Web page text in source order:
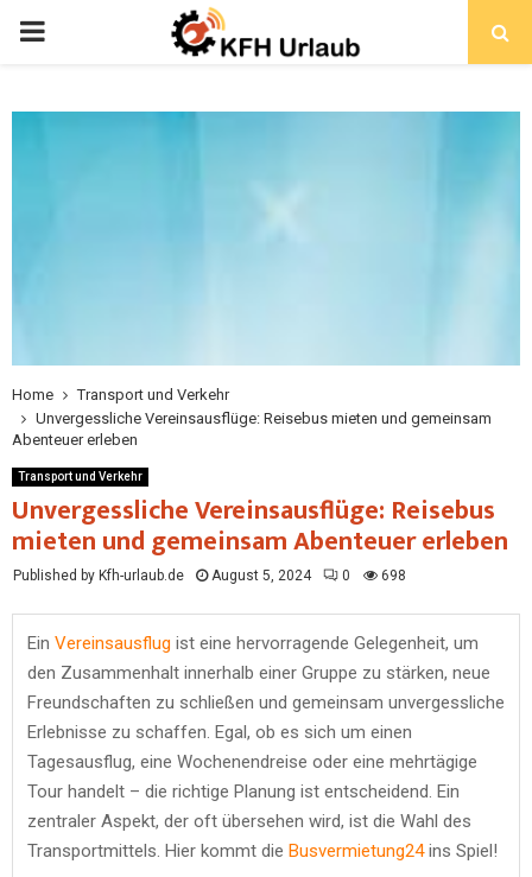
Home
Transport und Verkehr
Unvergessliche Vereinsausflüge: Reisebus mieten und gemeinsam
Abenteuer erleben
Transport und Verkehr
Unvergessliche Vereinsausflüge: Reisebus
mieten und gemeinsam Abenteuer erleben
Published by Kfh-urlaub.de August 5, 2024 0 698
Ein Vereinsausflug ist eine hervorragende Gelegenheit, um
den Zusammenhalt innerhalb einer Gruppe zu stärken, neue
Freundschaften zu schließen und gemeinsam unvergessliche
Erlebnisse zu schaffen. Egal, ob es sich um einen
Tagesausflug, eine Wochenendreise oder eine mehrtägige
Tour handelt – die richtige Planung ist entscheidend. Ein
zentraler Aspekt, der oft übersehen wird, ist die Wahl des
Transportmittels. Hier kommt die Busvermietung24ins Spiel!